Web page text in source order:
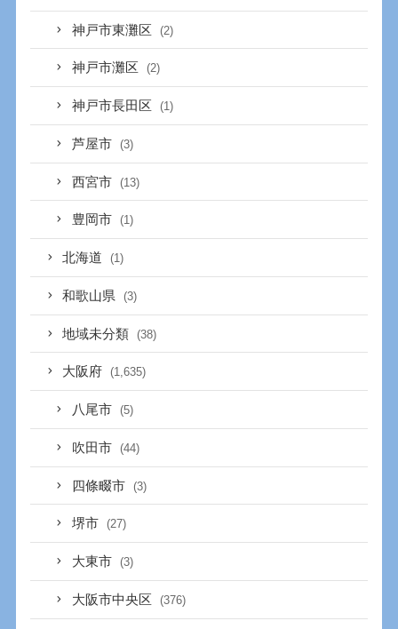
神戸市東灘区 (2)
神戸市灘区 (2)
神戸市長田区 (1)
芦屋市 (3)
西宮市 (13)
豊岡市 (1)
北海道 (1)
和歌山県 (3)
地域未分類 (38)
大阪府 (1,635)
八尾市 (5)
吹田市 (44)
四條畷市 (3)
堺市 (27)
大東市 (3)
大阪市中央区 (376)